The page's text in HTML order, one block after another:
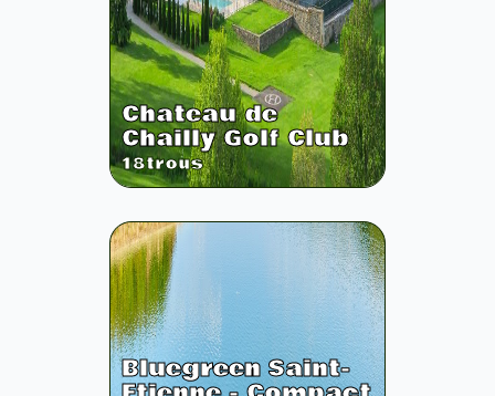
Chateau de
Chailly Golf Club
18trous
Bluegreen Saint-